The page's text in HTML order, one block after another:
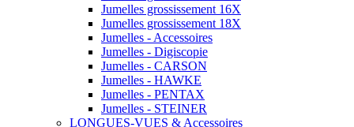
Jumelles grossissement 16X
Jumelles grossissement 18X
Jumelles - Accessoires
Jumelles - Digiscopie
Jumelles - CARSON
Jumelles - HAWKE
Jumelles - PENTAX
Jumelles - STEINER
LONGUES-VUES & Accessoires